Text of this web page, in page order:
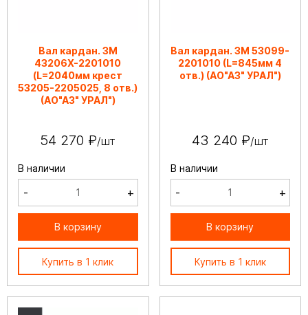
Вал кардан. ЗМ
43206Х-2201010
(L=2040мм крест
53205-2205025, 8 отв.)
(АО"АЗ" УРАЛ")
54 270 ₽/шт
В наличии
- +
В корзину
Купить в 1 клик
Вал кардан. ЗМ 53099-
2201010 (L=845мм 4
отв.) (АО"АЗ" УРАЛ")
43 240 ₽/шт
В наличии
- +
В корзину
Купить в 1 клик